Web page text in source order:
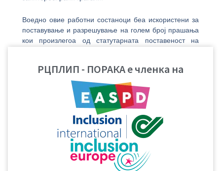
Воедно овие работни состаноци беа искористени за
поставување и разрешување на голем број прашања
кои произлегоа од статутарната поставеност на
попреченост – ПОРАКА и на локалните организации,
вклучувајќи ги и сервисните служби. Исто така, овие
состаноци се искористија за одговори на родителите
кои се интересираа за правата кои нивните деца ги
имаат во рамките на социјалната и здравствената
заштита, вработувањето и др.
РЦПЛИП - ПОРАКА е членка на